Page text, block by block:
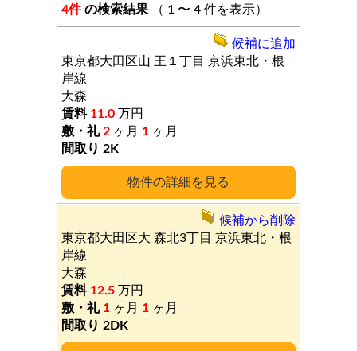
4件 の検索結果 （ 1 〜 4 件を表示）
詳細
東京都大田区山 王１丁目 京浜東北・根
岸線
大森
11.0 万円
2 ヶ月 1 ヶ月
2K
候補に追加
東京都大田区大 森北3丁目 京浜東北・根
岸線
大森
12.5 万円
1 ヶ月 1 ヶ月
2DK
候補から削除